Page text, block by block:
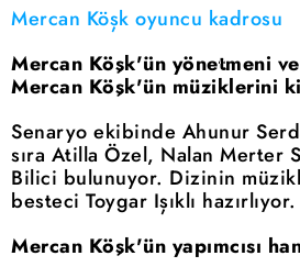
Mercan Köşk oyuncu kadrosu
Mercan Köşk'ün yönetmeni
Mercan Köşk'ün müziklerini
Senaryo ekibinde Ahunur
sıra Atilla Özel, Nalan Merter
Bilici bulunuyor. Dizinin
besteci Toygar Işıklı hazırlıyor.
Mercan Köşk'ün yapımcısı